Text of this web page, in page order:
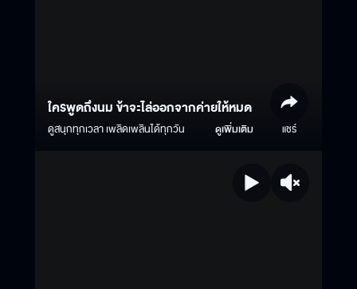
ใครพูดถึงนม ข้าจะไล่ออกจากค่ายให้หมด
ดูสนุกทุกเวลา เพลิดเพลินได้ทุกวัน ดูเพิ่มเติม แชร์